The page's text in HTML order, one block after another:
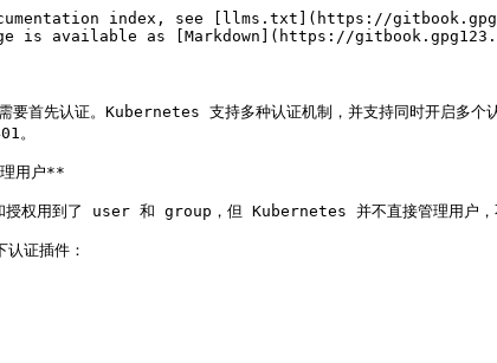
index, see [llms.txt](https://
is available as [Markdown](https://
要首先认证。Kubernetes 支持多种认证机制，并支持同时开启多
。
用户**
权用到了 user 和 group，但 Kubernetes 并不直接管理用户
证插件：